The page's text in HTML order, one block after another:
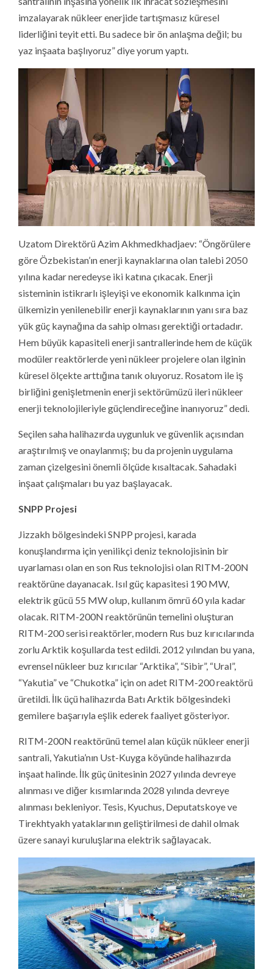
imzalayarak nükleer enerjide tartışmasız küresel
liderliğini teyit etti. Bu sadece bir ön anlaşma değil; bu
yaz inşaata başlıyoruz” diye yorum yaptı.
Uzatom Direktörü Azim Akhmedkhadjaev: “Öngörülere
göre Özbekistan’ın enerji kaynaklarına olan talebi 2050
yılına kadar neredeyse iki katına çıkacak. Enerji
sisteminin istikrarlı işleyişi ve ekonomik kalkınma için
ülkemizin yenilenebilir enerji kaynaklarının yanı sıra baz
yük güç kaynağına da sahip olması gerektiği ortadadır.
Hem büyük kapasiteli enerji santrallerinde hem de küçük
modüler reaktörlerde yeni nükleer projelere olan ilginin
küresel ölçekte arttığına tanık oluyoruz. Rosatom ile iş
birliğini genişletmenin enerji sektörümüzü ileri nükleer
enerji teknolojileriyle güçlendireceğine inanıyoruz” dedi.
Seçilen saha halihazırda uygunluk ve güvenlik açısından
araştırılmış ve onaylanmış; bu da projenin uygulama
zaman çizelgesini önemli ölçüde kısaltacak. Sahadaki
inşaat çalışmaları bu yaz başlayacak.
SNPP Projesi
Jizzakh bölgesindeki SNPP projesi, karada
konuşlandırma için yenilikçi deniz teknolojisinin bir
uyarlaması olan en son Rus teknolojisi olan RITM-200N
reaktörüne dayanacak. Isıl güç kapasitesi 190 MW,
elektrik gücü 55 MW olup, kullanım ömrü 60 yıla kadar
olacak. RITM-200N reaktörünün temelini oluşturan
RITM-200 serisi reaktörler, modern Rus buz kırıcılarında
zorlu Arktik koşullarda test edildi. 2012 yılından bu yana,
evrensel nükleer buz kırıcılar “Arktika”, “Sibir”, “Ural”,
“Yakutia” ve “Chukotka” için on adet RITM-200 reaktörü
üretildi. İlk üçü halihazırda Batı Arktik bölgesindeki
gemilere başarıyla eşlik ederek faaliyet gösteriyor.
RITM-200N reaktörünü temel alan küçük nükleer enerji
santrali, Yakutia’nın Ust-Kuyga köyünde halihazırda
inşaat halinde. İlk güç ünitesinin 2027 yılında devreye
alınması ve diğer kısımlarında 2028 yılında devreye
alınması bekleniyor. Tesis, Kyuchus, Deputatskoye ve
Tirekhtyakh yataklarının geliştirilmesi de dahil olmak
üzere sanayi kuruluşlarına elektrik sağlayacak.